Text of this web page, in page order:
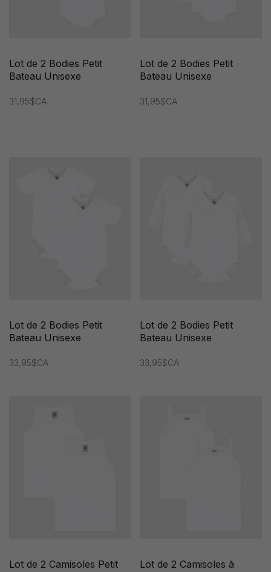
Lot de 2 Bodies Petit
Bateau Unisexe
31,95$CA
Lot de 2 Bodies Petit
Bateau Unisexe
31,95$CA
Lot de 2 Bodies Petit
Bateau Unisexe
33,95$CA
Lot de 2 Bodies Petit
Bateau Unisexe
33,95$CA
Lot de 2 Camisoles Petit
Lot de 2 Camisoles à